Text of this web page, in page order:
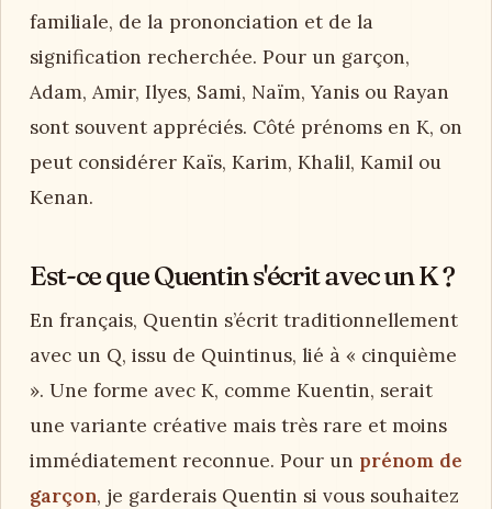
familiale, de la prononciation et de la
signification recherchée. Pour un garçon,
Adam, Amir, Ilyes, Sami, Naïm, Yanis ou Rayan
sont souvent appréciés. Côté prénoms en K, on
peut considérer Kaïs, Karim, Khalil, Kamil ou
Kenan.
Est-ce que Quentin s'écrit avec un K ?
En français, Quentin s’écrit traditionnellement
avec un Q, issu de Quintinus, lié à « cinquième
». Une forme avec K, comme Kuentin, serait
une variante créative mais très rare et moins
immédiatement reconnue. Pour un prénom de
garçon, je garderais Quentin si vous souhaitez